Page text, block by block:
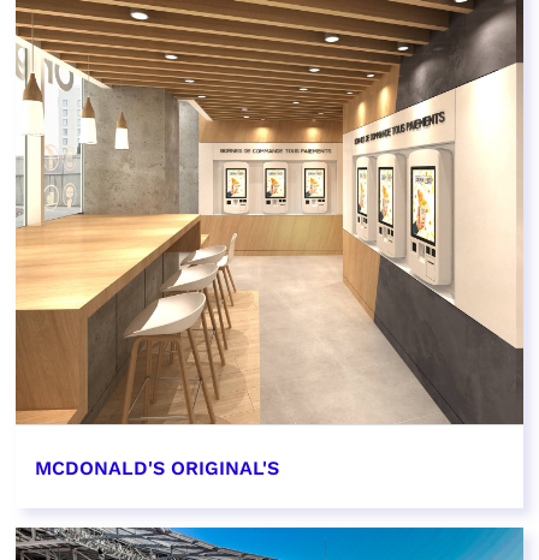
MCDONALD'S ORIGINAL'S
EN SAVOIR PLUS